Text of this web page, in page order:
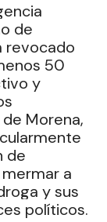
de
revocado
50
y
Morena,
de
mermar a
y sus
políticos.